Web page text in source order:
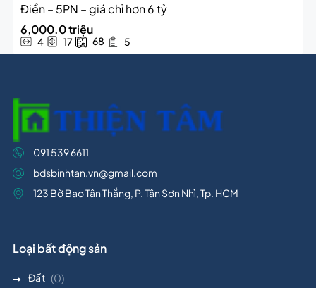
Điển – 5PN – giá chỉ hơn 6 tỷ
6,000.0 triệu
4 17 68 5
091 539 6611
bdsbinhtan.vn@gmail.com
123 Bờ Bao Tân Thắng, P. Tân Sơn Nhì, Tp. HCM
Loại bất động sản
Đất (0)